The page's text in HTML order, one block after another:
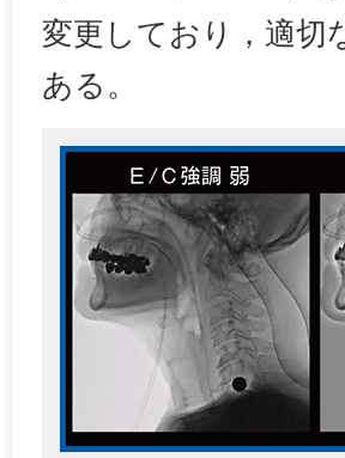
変更しており，適切
ある。